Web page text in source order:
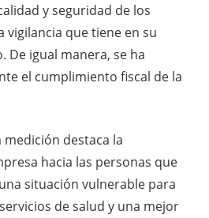
y seguridad de los
vigilancia que tiene en su
De igual manera, se ha
el cumplimiento fiscal de la
medición destaca la
hacia las personas que
situación vulnerable para
de salud y una mejor